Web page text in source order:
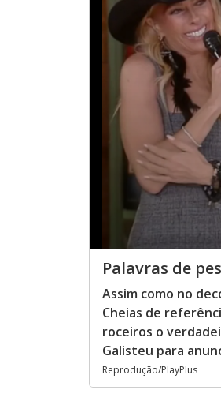
Palavras de
Assim como no
Cheias de
roceiros o
Galisteu para
Reprodução/PlayPlus